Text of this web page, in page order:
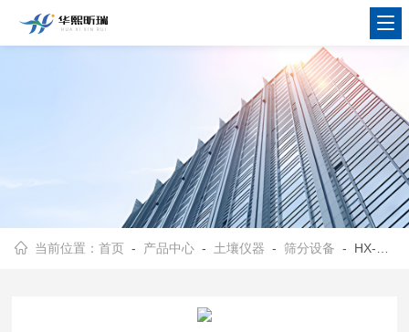
当前位置：首页 - 产品中心 - 土壤仪器 -筛分设备 - HX-DT200型土壤电动筛分机 样品分样机